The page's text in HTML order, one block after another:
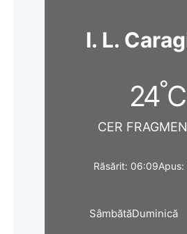
I. L.
24°C
CER
Răsărit: 06:09
SâmbătăDuminică